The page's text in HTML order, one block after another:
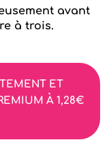
avant
à trois.
ET
À 1,28€